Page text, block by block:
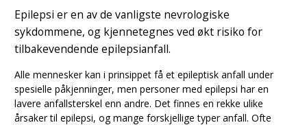
Epilepsi er en av de vanligste nevrologiske
sykdommene, og kjennetegnes ved økt risiko for
tilbakevendende epilepsianfall.
Alle mennesker kan i prinsippet få et epileptisk anfall under
spesielle påkjenninger, men personer med epilepsi har en
lavere anfallsterskel enn andre. Det finnes en rekke ulike
årsaker til epilepsi, og mange forskjellige typer anfall. Ofte